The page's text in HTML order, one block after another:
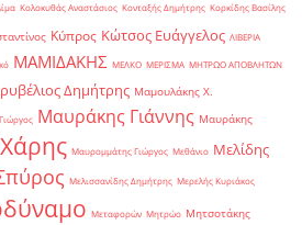
Κολοκυθάς Αναστάσιος Κονταξής Δημήτρης Κορκίδης Βασίλης
Κύπρος Κώτσος Ευάγγελος ΛΙΒΕΡΙΑ
ΜΑΜΙΔΑΚΗΣ ΜΕΛΚΟ ΜΕΡΙΣΜΑ ΜΗΤΡΩΟ ΑΠΟΒΛΗΤΩΝ
Δημήτρης Μαμουλάκης Χ.
Μαυράκης Γιάννης Μαυράκης
Μαυρομμάτης Γιώργος Μεθάνιο Μελίδης
Μελισσανίδης Δημήτρης Μερελής Κυριάκος
Μεταφορών Μητρώο Μητσοτάκης